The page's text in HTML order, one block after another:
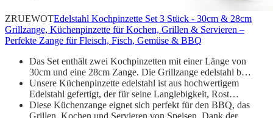
ZRUEWOTEdelstahl Kochpinzette Set 3 Stück - 30cm & 28cm
Grillzange, Küchenpinzette für Kochen, Grillen & Servieren –
Perfekte Zange für Fleisch, Fisch, Gemüse & BBQ
Das Set enthält zwei Kochpinzetten mit einer Länge von
30cm und eine 28cm Zange. Die Grillzange edelstahl b…
Unsere Küchenpinzette edelstahl ist aus hochwertigem
Edelstahl gefertigt, der für seine Langlebigkeit, Rost…
Diese Küchenzange eignet sich perfekt für den BBQ, das